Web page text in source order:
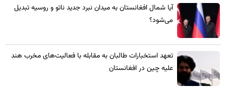
​آیا شمال افغانستان به میدان نبرد جدید ناتو و روسیه تبدیل
می‌شود؟
تعهد استخبارات طالبان به مقابله با فعالیت‌های مخرب هند
علیه چین در افغانستان